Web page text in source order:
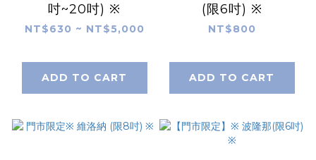
吋~20吋) ※
NT$630 ~ NT$5,000
ADD TO CART
(限6吋) ※
NT$800
ADD TO CART